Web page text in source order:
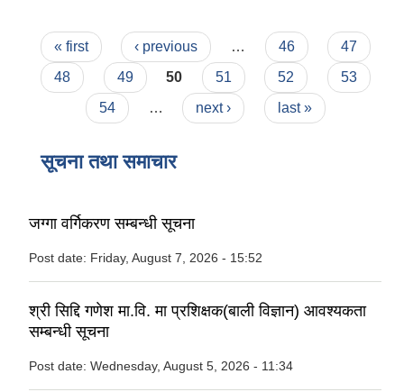
Pages
« first ‹ previous … 46
47
48
49 50 51 52
53
54
… next › last »
सूचना तथा समाचार
जग्गा वर्गिकरण सम्बन्धी सूचना
Post date: Friday, August 7, 2026 - 15:52
श्री सिद्दि गणेश मा.वि. मा प्रशिक्षक(बाली विज्ञान) आवश्यकता
सम्बन्धी सूचना
Post date: Wednesday, August 5, 2026 - 11:34